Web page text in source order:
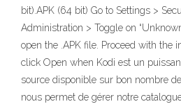
bit).APK (64 bit) Go to Settings >
Administration > Toggle on
open the .APK file. Proceed with the
click Open when Kodi est un
source disponible sur bon nombre
nous permet de gérer notre